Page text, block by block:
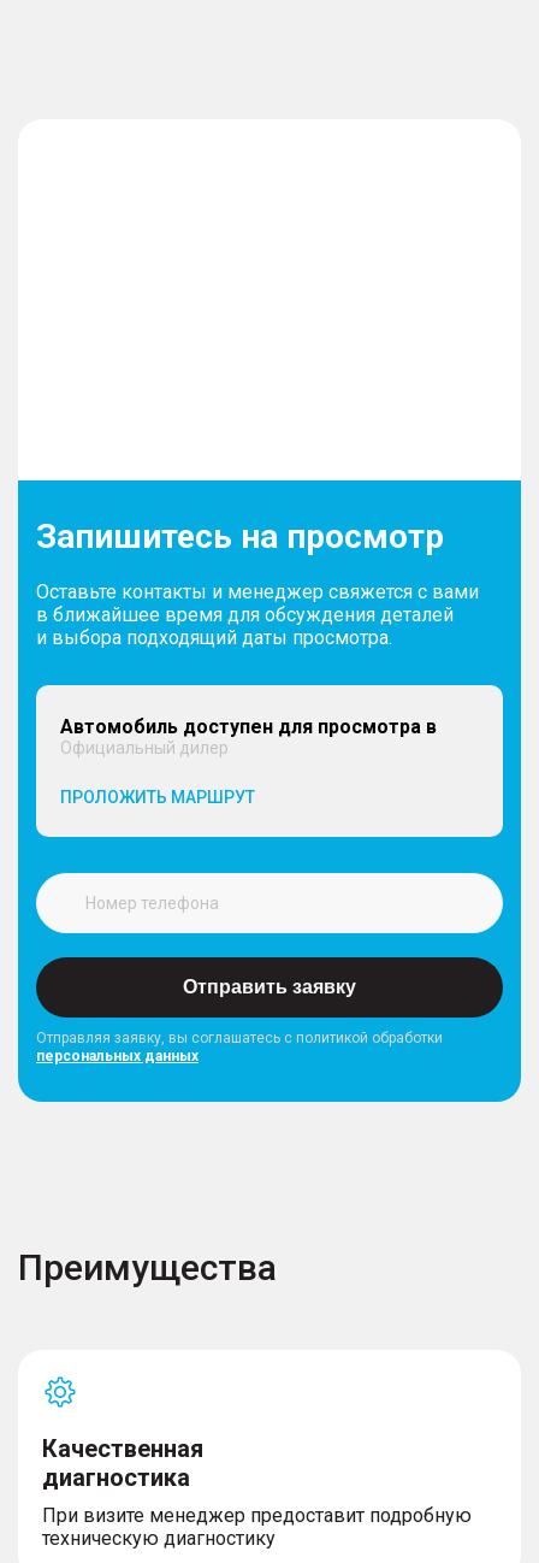
Запишитесь на просмотр
Оставьте контакты и менеджер свяжется с вами
в ближайшее время для обсуждения деталей
и выбора подходящий даты просмотра.
Автомобиль доступен для просмотра в
Официальный дилер
ПРОЛОЖИТЬ МАРШРУТ
Отправить заявку
Отправляя заявку, вы соглашатесь с политикой обработки
персональных данных
Преимущества
Качественная
диагностика
При визите менеджер предоставит подробную
техническую диагностику